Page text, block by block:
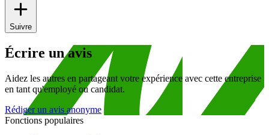
Suivre
Écrire un avis
Aidez les autres en partageant votre expérience avec cette entreprise
en tant qu'employé ou candidat.
Rédiger un avis anonyme
Fonctions populaires